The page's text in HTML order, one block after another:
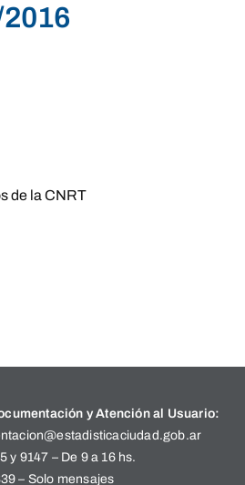
de la CNRT
y Atención al Usuario:
y 9147 – De 9 a 16 hs.
– Solo mensajes